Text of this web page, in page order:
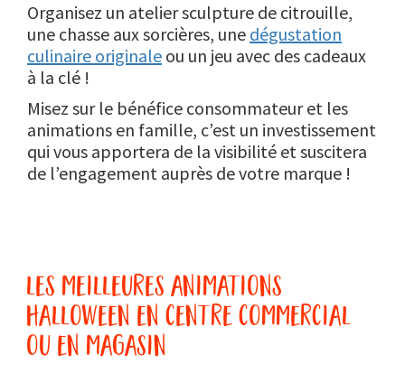
Organisez un atelier sculpture de citrouille,
une chasse aux sorcières, une dégustation
culinaire originale ou un jeu avec des cadeaux
à la clé !
Misez sur le bénéfice consommateur et les
animations en famille, c’est un investissement
qui vous apportera de la visibilité et suscitera
de l’engagement auprès de votre marque !
les meilleures animations
halloween en centre commercial
ou en magasin